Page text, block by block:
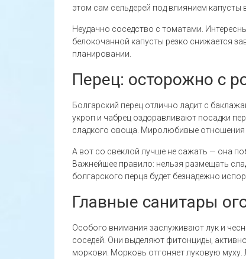
этом сам сельдерей под влиянием капусты
Неудачно соседство с томатами.
белокочанной капусты резко снижается
планировании.
Перец: осторожно с
Болгарский перец отлично ладит с
укроп и чабрец оздоравливают посадки
сладкого овоща. Миролюбивые отношения
А вот со свеклой лучше не сажать — она
Важнейшее правило: нельзя размещать
болгарского перца будет безнадежно
Главные санитары
Особого внимания заслуживают лук и
соседей. Они выделяют фитонциды,
моркови. Морковь отгоняет луковую муху.